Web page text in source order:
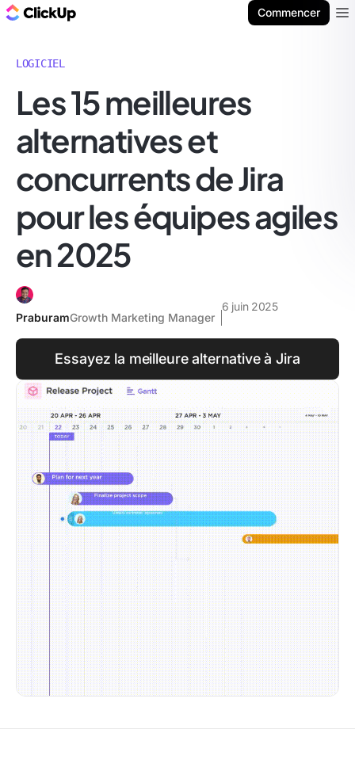
Commencer
LOGICIEL
Les 15 meilleures
alternatives et
concurrents de Jira
pour les équipes agiles
en 2025
PraburamGrowth Marketing Manager
6 juin 2025
Essayez la meilleure alternative à Jira